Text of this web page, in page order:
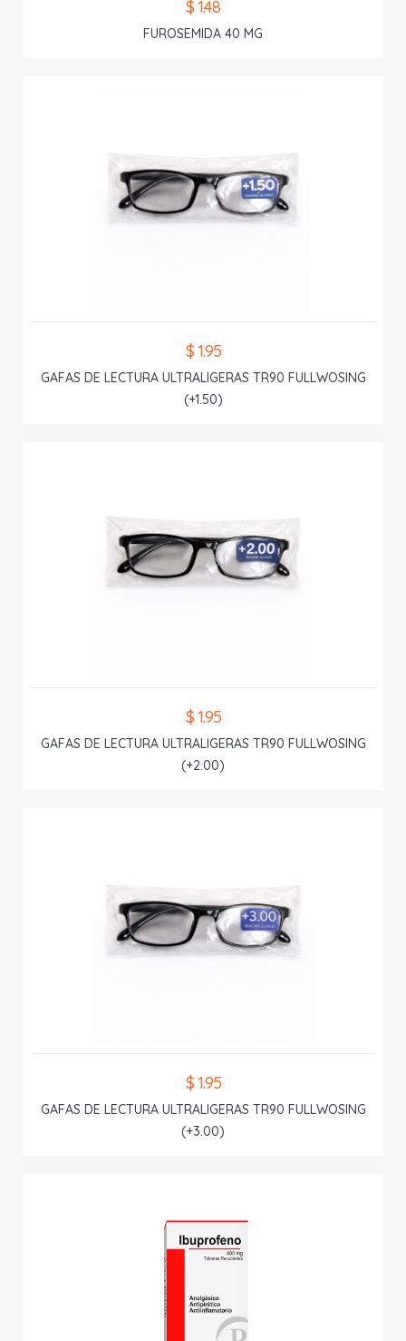
$ 1.48
FUROSEMIDA 40 MG
$ 1.95
GAFAS DE LECTURA ULTRALIGERAS TR90 FULLWOSING
(+1.50)
$ 1.95
GAFAS DE LECTURA ULTRALIGERAS TR90 FULLWOSING
(+2.00)
$ 1.95
GAFAS DE LECTURA ULTRALIGERAS TR90 FULLWOSING
(+3.00)